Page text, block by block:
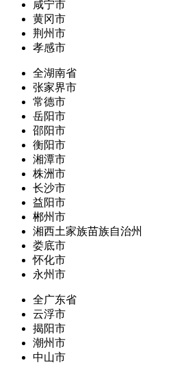
咸宁市
黄冈市
荆州市
孝感市
全湖南省
张家界市
常德市
岳阳市
邵阳市
衡阳市
湘潭市
株洲市
长沙市
益阳市
郴州市
湘西土家族苗族自治州
娄底市
怀化市
永州市
全广东省
云浮市
揭阳市
潮州市
中山市